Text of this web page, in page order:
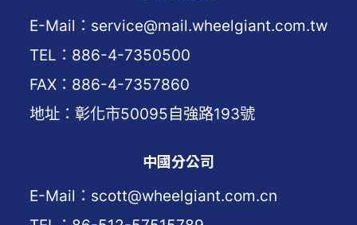
E-Mail：service@mail.wheelgiant.com.tw
TEL：886-4-7350500
FAX：886-4-7357860
地址：彰化市50095自強路193號
中國分公司
E-Mail：scott@wheelgiant.com.cn